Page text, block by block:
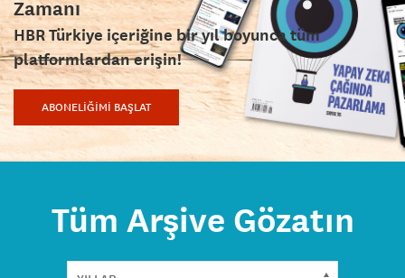
Zamanı
HBR Türkiye içeriğine bir yıl boyunca tüm
platformlardan erişin!
ABONELİĞİMİ BAŞLAT
Tüm Arşive Gözatın